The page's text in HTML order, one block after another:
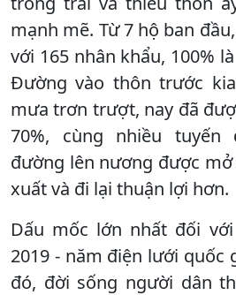
mạnh mẽ. Từ 7 hộ ban
với 165 nhân khẩu, 100%
Đường vào thôn trước
mưa trơn trượt, nay đã
70%, cùng nhiều tuyến
đường lên nương được
xuất và đi lại thuận lợi hơn.
Dấu mốc lớn nhất đối
2019 - năm điện lưới quốc
đó, đời sống người dân